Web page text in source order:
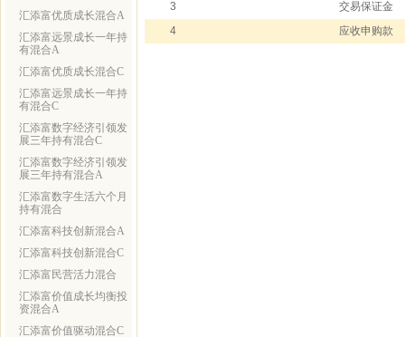
汇添富优质成长混合A
汇添富远景成长一年持
有混合A
汇添富优质成长混合C
汇添富远景成长一年持
有混合C
汇添富数字经济引领发
展三年持有混合C
汇添富数字经济引领发
展三年持有混合A
汇添富数字生活六个月
持有混合
汇添富科技创新混合A
汇添富科技创新混合C
汇添富民营活力混合
汇添富价值成长均衡投
资混合A
汇添富价值驱动混合C
3 交易保证金
4 应收申购款